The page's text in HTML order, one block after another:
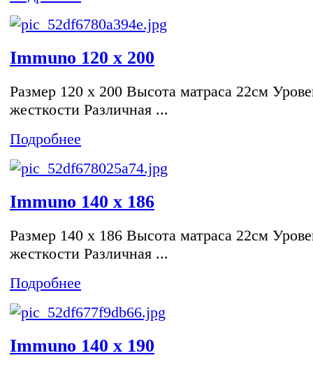
Immuno 120 x 200
Размер 120 x 200 Высота матраса 22см
жесткости Различная ...
Подробнее
Immuno 140 x 186
Размер 140 x 186 Высота матраса 22см
жесткости Различная ...
Подробнее
Immuno 140 x 190